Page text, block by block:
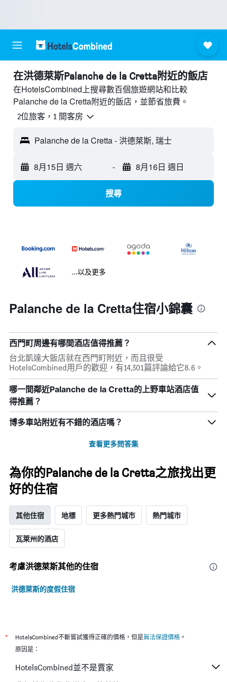
​在洪德萊斯Palanche de la Cretta附近​的飯店
在HotelsCombined上搜尋數百個旅遊網站和比較
Palanche de la Cretta附近的飯店，並節省旅費。
2位旅客，1 間客房
Palanche de la Cretta - 洪德萊斯, 瑞士
8月15日 週六 - 8月16日 週日
搜尋
...以及更多
Palanche de la Cretta住宿小錦囊
西門町周邊有哪間酒店值得推薦？
台北凱達大飯店就在西門町附近，而且很受
HotelsCombined用戶的歡迎，有14,301篇評論給它8.6。
哪一間鄰近Palanche de la Cretta的上野車站酒店值
得推薦？
博多車站附近有不錯的酒店嗎？
查看更多問答集
為你的Palanche de la Cretta之旅找出更
好的住宿
其他住宿 地標 更多熱門城市 熱門城市
瓦萊州的酒店
考慮洪德萊斯​其他的住宿
洪德萊斯的度假住宿
* HotelsCombined不斷嘗試獲得正確的價格，但是無法保證價格 。
原因是：
HotelsCombined並不是賣家